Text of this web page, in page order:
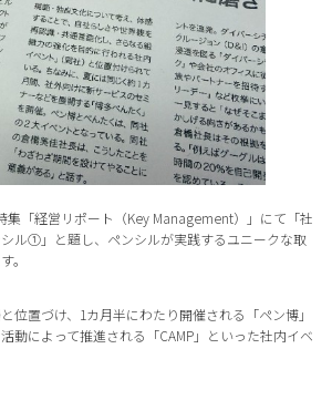
集「経営リポート（Key Management）」にて「社
ル①」と題し、ペンシルが実践するユニークな取
。
位置づけ、1カ月半にわたり開催される「ペン博」
動によって推進される「CAMP」といった社内イベ